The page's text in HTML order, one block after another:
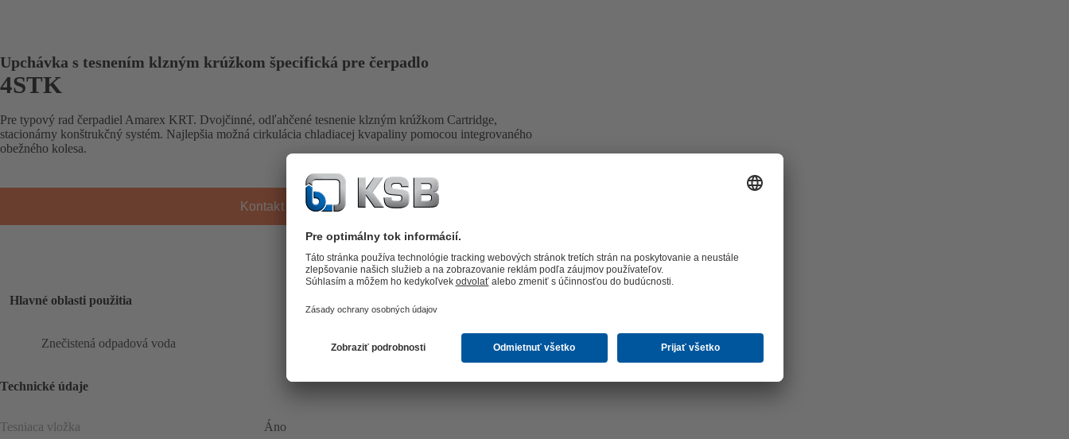
Upchávka s tesnením klzným krúžkom špecifická pre čerpadlo
4STK
Pre typový rad čerpadiel Amarex KRT. Dvojčinné, odľahčené tesnenie klzným krúžkom Cartridge,
stacionárny konštrukčný systém. Najlepšia možná cirkulácia chladiacej kvapaliny pomocou integrovaného
obežného kolesa.
Kontakt KSB
Hlavné oblasti použitia
Znečistená odpadová voda
Technické údaje
Tesniaca vložka Áno